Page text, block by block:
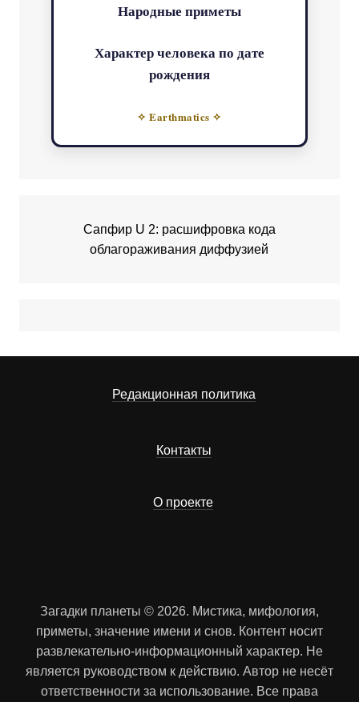
Народные приметы
Характер человека по дате
рождения
✧ Earthmatics ✧
Сапфир U 2: расшифровка кода
облагораживания диффузией
Редакционная политика
Контакты
О проекте
Загадки планеты © 2026. Мистика, мифология,
приметы, значение имени и снов. Контент носит
развлекательно-информационный характер. Не
является руководством к действию. Автор не несёт
ответственности за использование. Все права